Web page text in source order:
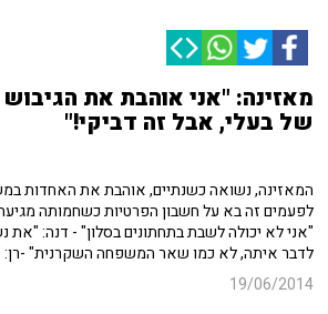
מאזינה: "אני אוהבת את
של בעלי, אבל זה דביקי!"
המאזינה, נשואה כשנתיים, אוהבת את האחדות
לפעמים זה בא על חשבון הפרטיות כשחמותה
"אני לא יכולה לשבת בתחתונים בסלון" - דנה: "את
לדבר איתה, לא כמו שאר המשפחה השקרנית" -רן:
19/06/2014